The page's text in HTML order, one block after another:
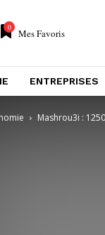
0 Mes Favoris
ENTREPRISES
Mashrou3i :